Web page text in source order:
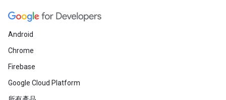
Android
Chrome
Firebase
Google Cloud Platform